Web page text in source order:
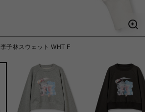
李子林スウェット WHT F